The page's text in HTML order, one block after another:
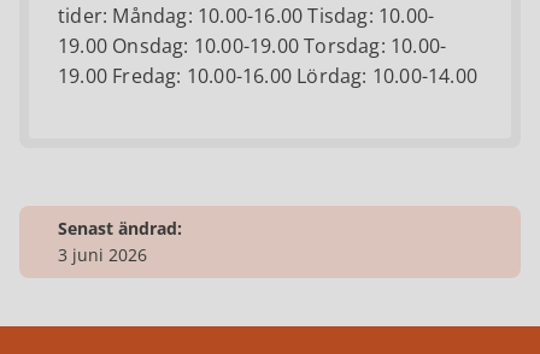
tider: Måndag: 10.00-16.00 Tisdag: 10.00-
19.00 Onsdag: 10.00-19.00 Torsdag: 10.00-
19.00 Fredag: 10.00-16.00 Lördag: 10.00-14.00
Senast ändrad:
3 juni 2026